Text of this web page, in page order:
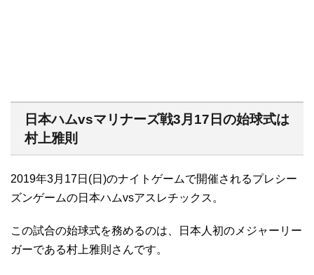
日本ハムvsマリナーズ戦3月17日の始球式は
村上雅則
2019年3月17日(日)のナイトゲームで開催されるプレシー
ズンゲームの日本ハムvsアスレチックス。
この試合の始球式を務めるのは、日本人初のメジャーリー
ガーである村上雅則さんです。